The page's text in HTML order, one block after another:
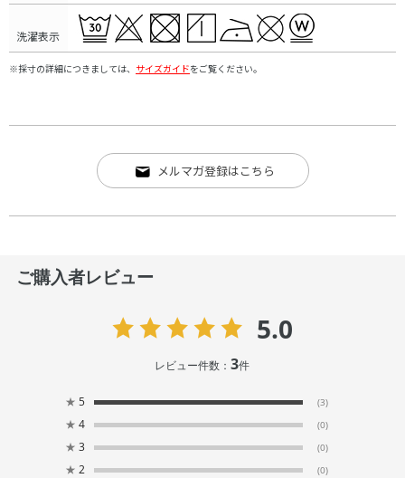
洗濯表示
※採寸の詳細につきましては、 サイズガイドをご覧ください。
メルマガ登録はこちら
ご購入者レビュー
5.0
レビュー件数：3件
★ 5 (3)
★ 4 (0)
★ 3 (0)
★ 2 (0)